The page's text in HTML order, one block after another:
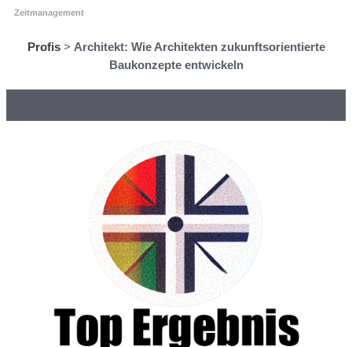
Zeitmanagement
Profis> Architekt: Wie Architekten zukunftsorientierte
Baukonzepte entwickeln